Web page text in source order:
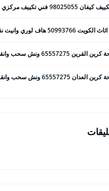
فني تكييف مركزي 24 ساعة
هاف لوري وانيت نقل عفش
ونش سحب وانقاذ سيارات
ونش سحب وانقاذ سيارات